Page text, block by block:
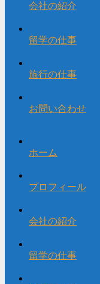
会社の紹介
留学の仕事
旅行の仕事
お問い合わせ
ホーム
プロフィール
会社の紹介
留学の仕事